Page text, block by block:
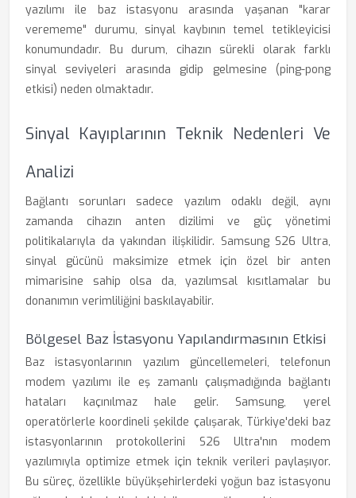
yazılımı ile baz istasyonu arasında yaşanan "karar
verememe" durumu, sinyal kaybının temel tetikleyicisi
konumundadır. Bu durum, cihazın sürekli olarak farklı
sinyal seviyeleri arasında gidip gelmesine (ping-pong
etkisi) neden olmaktadır.
Sinyal Kayıplarının Teknik Nedenleri Ve
Analizi
Bağlantı sorunları sadece yazılım odaklı değil, aynı
zamanda cihazın anten dizilimi ve güç yönetimi
politikalarıyla da yakından ilişkilidir. Samsung S26 Ultra,
sinyal gücünü maksimize etmek için özel bir anten
mimarisine sahip olsa da, yazılımsal kısıtlamalar bu
donanımın verimliliğini baskılayabilir.
Bölgesel Baz İstasyonu Yapılandırmasının Etkisi
Baz istasyonlarının yazılım güncellemeleri, telefonun
modem yazılımı ile eş zamanlı çalışmadığında bağlantı
hataları kaçınılmaz hale gelir. Samsung, yerel
operatörlerle koordineli şekilde çalışarak, Türkiye'deki baz
istasyonlarının protokollerini S26 Ultra'nın modem
yazılımıyla optimize etmek için teknik verileri paylaşıyor.
Bu süreç, özellikle büyükşehirlerdeki yoğun baz istasyonu